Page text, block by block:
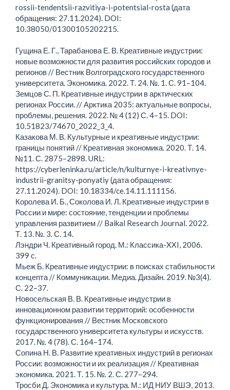
rossii-tendentsii-razvitiya-i-potentsial-rosta (дата
обращения: 27.11.2024). DOI:
10.38050/01300105202215.
Гущина Е. Г., Тарабанова Е. В. Креативные индустрии:
новые возможности для развития российских городов и
регионов // Вестник Волгоградского государственного
университета. Экономика. 2022. Т. 24. №. 1. С. 91–104.
Земцов С. П. Креативные индустрии в арктических
регионах России. // Арктика 2035: актуальные вопросы,
проблемы, решения. 2022. № 4 (12) С. 4–15. DOI:
10.51823/74670_2022_3_4.
Казакова М. В. Культурные и креативные индустрии:
границы понятий // Креативная экономика. 2020. Т. 14.
№11. С. 2875–2898. URL:
https://cyberleninka.ru/article/n/kulturnye-i-kreativnye-
industrii-granitsy-ponyatiy (дата обращения:
27.11.2024). DOI: 10.18334/ce.14.11.111156.
Королева И. Б., Соколова И. Л. Креативные индустрии в
России и мире: состояние, тенденции и проблемы
управления развитием // Baikal Research Journal. 2022.
Т. 13. №. 3. С. 14.
Лэндри Ч. Креативный город. М.: Классика-XXI, 2006.
399 с.
Мьеж Б. Креативные индустрии: в поисках стабильности
концепта // Коммуникации. Медиа. Дизайн. 2019. №3(4).
С. 22–37.
Новосельская В. В. Креативные индустрии в
инновационном развитии территорий: особенности
функционирования // Вестник Московского
государственного университета культуры и искусств.
2017. №. 4 (78). С. 164–174.
Сопина Н. В. Развитие креативных индустрий в регионах
России: возможности и их реализация // Креативная
экономика. 2021. Т. 15. №. 2. С. 277–294.
Тросби Д. Экономика и культура. М.: ИД НИУ ВШЭ, 2013.